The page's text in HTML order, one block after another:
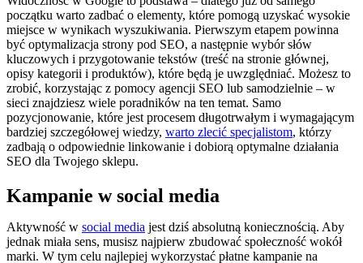
początku warto zadbać o elementy, które pomogą uzyskać wysokie
miejsce w wynikach wyszukiwania. Pierwszym etapem powinna
być optymalizacja strony pod SEO, a następnie wybór słów
kluczowych i przygotowanie tekstów (treść na stronie głównej,
opisy kategorii i produktów), które będą je uwzględniać. Możesz to
zrobić, korzystając z pomocy agencji SEO lub samodzielnie – w
sieci znajdziesz wiele poradników na ten temat. Samo
pozycjonowanie, które jest procesem długotrwałym i wymagającym
bardziej szczegółowej wiedzy, warto zlecić specjalistom, którzy
zadbają o odpowiednie linkowanie i dobiorą optymalne działania
SEO dla Twojego sklepu.
Kampanie w social media
Aktywność w social media jest dziś absolutną koniecznością. Aby
jednak miała sens, musisz najpierw zbudować społeczność wokół
marki. W tym celu najlepiej wykorzystać płatne kampanie na